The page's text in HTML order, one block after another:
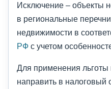
Исключение – объекты
в региональные
недвижимости в
РФ с учетом
Для применения льготы
направить в налоговый